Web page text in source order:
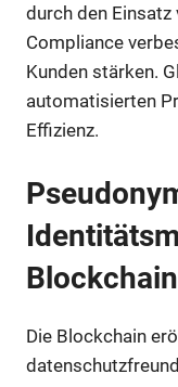
durch den Einsatz
Compliance
Kunden stärken.
automatisierten
Effizienz.
Blockchain
Die Blockchain